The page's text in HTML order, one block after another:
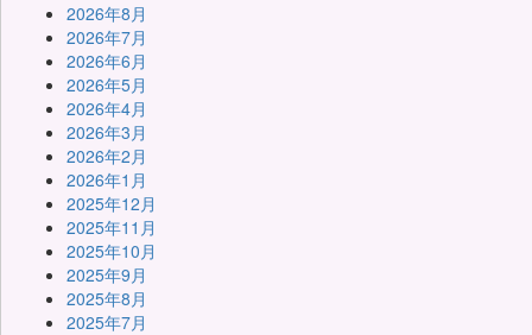
2026年8月
2026年7月
2026年6月
2026年5月
2026年4月
2026年3月
2026年2月
2026年1月
2025年12月
2025年11月
2025年10月
2025年9月
2025年8月
2025年7月